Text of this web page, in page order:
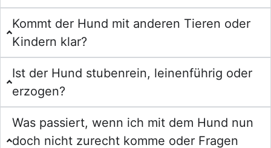
Kommt der Hund mit anderen Tieren oder
Kindern klar?
Ist der Hund stubenrein, leinenführig oder
erzogen?
Was passiert, wenn ich mit dem Hund nun
doch nicht zurecht komme oder Fragen